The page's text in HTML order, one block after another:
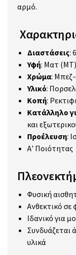
αρμό.
Διαστάσεις:
Υφή: Ματ (MT)
Χρώμα:
Υλικό:
Κοπή:
Κατάλληλο
και
Προέλευση:
Α’ Ποιότητας
Φυσική
Ανθεκτικό σε
Ιδανικό για
Συνδυάζεται
υλικά